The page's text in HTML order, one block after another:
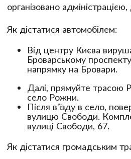
організовано
Як дістатися автомобілем:
Від центру Києва
Броварському
напрямку на Бровари.
Далі, прямуйте трасою
село Рожни.
Після в'їзду в село,
вулицю Свободи.
вулиці Свободи, 67.
Як дістатися громадським